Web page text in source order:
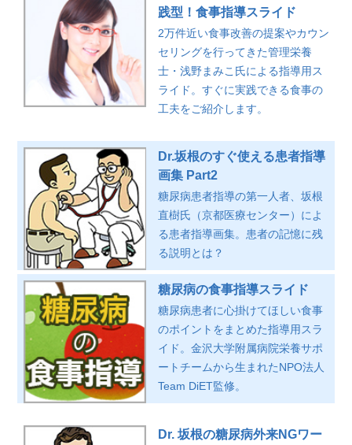
践型！食事指導スライド
2万件近い食事改善の提案やカウン
セリングを行ってきた管理栄養
士・浅野まみこ氏による指導用ス
ライド。すぐに実践できる食事の
工夫をご紹介します。
Dr.坂根のすぐ使える患者指導
画集 Part2
糖尿病患者指導の第一人者、坂根
直樹氏（京都医療センター）によ
る患者指導画集。患者の記憶に残
る説明とは？
糖尿病の食事指導スライド
糖尿病患者に心掛けてほしい食事
のポイントをまとめた指導用スラ
イド。金沢大学附属病院栄養サポ
ートチームから生まれたNPO法人
Team DiET監修。
Dr. 坂根の糖尿病外来NGワー